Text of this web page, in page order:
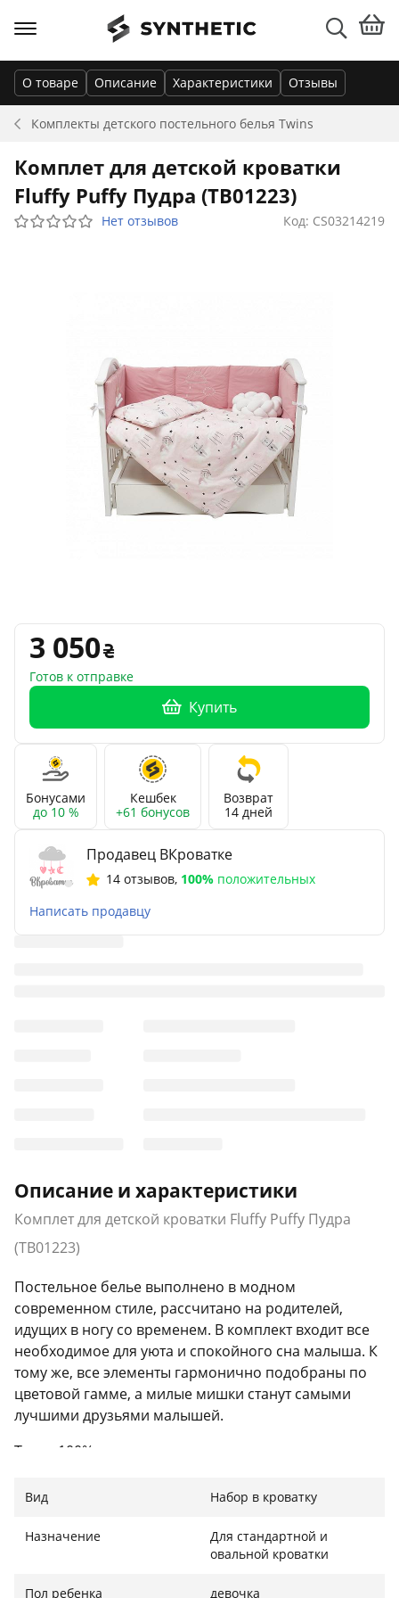
Комплекты детского постельного белья Twins
О товаре Описание Характеристики Отзывы
Комплет для детской кроватки
Fluffy Puffy Пудра (ТВ01223)
Нет отзывов Код: CS03214219
3 050
Готов к отправке
Купить
Бонусами
до 10 %
Кешбек
+61 бонусов
Возврат
14 дней
Продавец ВКроватке
14 отзывов, 100% положительных
Написать продавцу
Описание и характеристики
Комплет для детской кроватки Fluffy Puffy Пудра
(ТВ01223)
Постельное белье выполнено в модном
современном стиле, рассчитано на родителей,
идущих в ногу со временем. В комплект входит все
необходимое для уюта и спокойного сна малыша. К
тому же, все элементы гармонично подобраны по
цветовой гамме, а милые мишки станут самыми
лучшими друзьями малышей.
Ткань 100% хлопок очень хорошего качества.
кроватки.
Вид Набор в кроватку
Назначение
Для стандартной и
овальной кроватки
Пол ребенка девочка